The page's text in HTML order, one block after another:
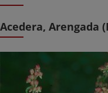
Acedera, Arengada